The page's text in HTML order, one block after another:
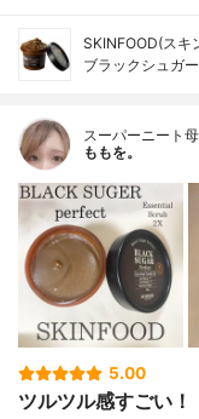
SKINFOOD(スキ
ブラックシュガ
スーパーニート母
ももを。
5.00
ツルツル感すごい！